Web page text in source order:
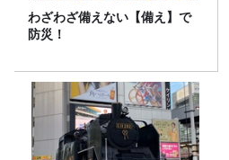
わざわざ備えない【備え】で
防災！